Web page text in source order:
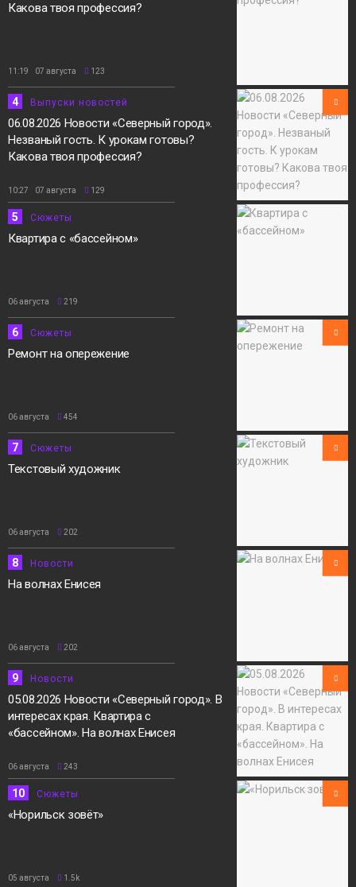
Какова твоя профессия?
11:19 07 августа 123
4 Выпуски новостей
06.08.2026 Новости «Северный город».
Незваный гость. К урокам готовы?
Какова твоя профессия?
10:27 07 августа 129
5 Сюжеты
Квартира с «бассейном»
06 августа 219
6 Сюжеты
Ремонт на опережение
06 августа 454
7 Сюжеты
Текстовый художник
06 августа 202
8 Новости
На волнах Енисея
06 августа 202
9 Новости
05.08.2026 Новости «Северный город». В
интересах края. Квартира с
«бассейном». На волнах Енисея
06 августа 243
10 Сюжеты
«Норильск зовёт»
05 августа 1.5k